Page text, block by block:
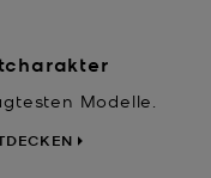
Modelle.